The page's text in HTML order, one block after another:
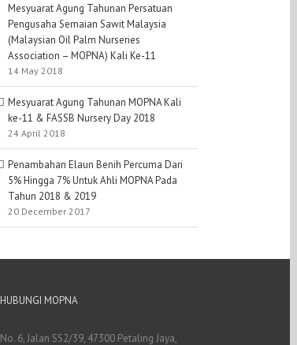
Mesyuarat Agung Tahunan Persatuan
Pengusaha Semaian Sawit Malaysia
(Malaysian Oil Palm Nurseries
Association – MOPNA) Kali Ke-11
14 May 2018
Mesyuarat Agung Tahunan MOPNA Kali
ke-11 & FASSB Nursery Day 2018
24 April 2018
Penambahan Elaun Benih Percuma Dari
5% Hingga 7% Untuk Ahli MOPNA Pada
Tahun 2018 & 2019
20 December 2017
HUBUNGI MOPNA
No. 6, Jalan SS2/39, 47300 Petaling Jaya,